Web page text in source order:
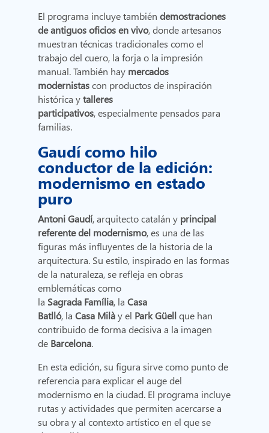
El programa incluye tambiéndemostraciones
de antiguos oficios en vivo, donde artesanos
muestran técnicas tradicionales como el
trabajo del cuero, la forja o la impresión
manual. También hay mercados
modernistascon productos de inspiración
histórica ytalleres
participativos, especialmente pensados para
familias.
Gaudí como hilo
conductor de la edición:
modernismo en estado
puro
Antoni Gaudí, arquitecto catalán y principal
referente del modernismo, es una de las
figuras más influyentes de la historia de la
arquitectura. Su estilo, inspirado en las formas
de la naturaleza, se refleja en obras
emblemáticas como
la Sagrada Família, laCasa
Batlló, laCasa Milày el Park Güellque han
contribuido de forma decisiva a la imagen
de Barcelona.
En esta edición, su figura sirve como punto de
referencia para explicar el auge del
modernismo en la ciudad. El programa incluye
rutas y actividades que permiten acercarse a
su obra y al contexto artístico en el que se